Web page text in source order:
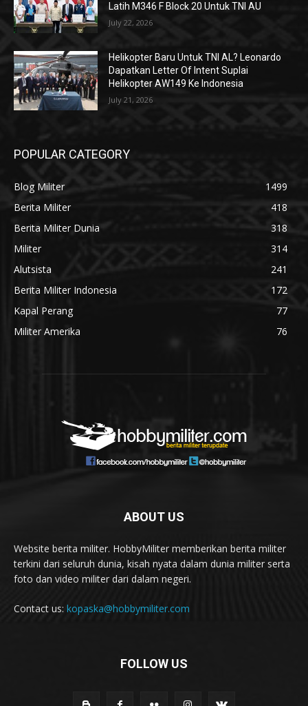
Latih M346 F Block 20 Untuk TNI AU
July 22, 2026
Helikopter Baru Untuk TNI AL? Leonardo
Dapatkan Letter Of Intent Suplai
Helikopter AW149 Ke Indonesia
July 21, 2026
POPULAR CATEGORY
Blog Militer
1499
Berita Militer
418
Berita Militer Dunia
318
Militer
314
Alutsista
241
Berita Militer Indonesia
172
Kapal Perang
77
Militer Amerika
76
ABOUT US
Website berita militer. HobbyMiliter memberikan berita militer
terkini dari seluruh dunia, kisah nyata dalam dunia militer serta
foto dan video militer dari dalam negeri.
Contact us: kopaska@hobbymiliter.com
FOLLOW US